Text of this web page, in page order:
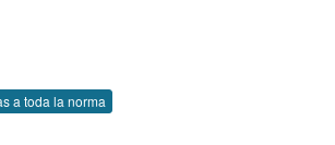
a toda la norma